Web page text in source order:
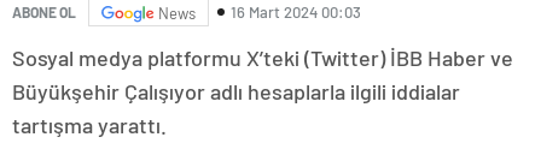
ABONE OL News 16 Mart 2024 00:03
Sosyal medya platformu X’teki (Twitter) İBB Haber ve
Büyükşehir Çalışıyor adlı hesaplarla ilgili iddialar
tartışma yarattı.